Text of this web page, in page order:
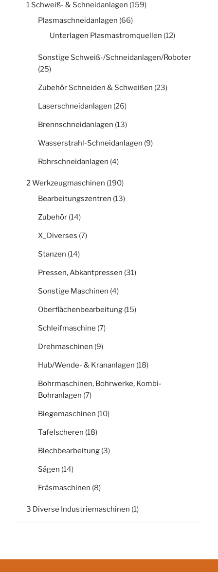
1 Schweiß- & Schneidanlagen (159)
Plasmaschneidanlagen (66)
Unterlagen Plasmastromquellen (12)
Sonstige Schweiß-/Schneidanlagen/Roboter
(25)
Zubehör Schneiden & Schweißen (23)
Laserschneidanlagen (26)
Brennschneidanlagen (13)
Wasserstrahl-Schneidanlagen (9)
Rohrschneidanlagen (4)
2 Werkzeugmaschinen (190)
Bearbeitungszentren (13)
Zubehör (14)
X_Diverses (7)
Stanzen (14)
Pressen, Abkantpressen (31)
Sonstige Maschinen (4)
Oberflächenbearbeitung (15)
Schleifmaschine (7)
Drehmaschinen (9)
Hub/Wende- & Krananlagen (18)
Bohrmaschinen, Bohrwerke, Kombi-
Bohranlagen (7)
Biegemaschinen (10)
Tafelscheren (18)
Blechbearbeitung (3)
Sägen (14)
Fräsmaschinen (8)
3 Diverse Industriemaschinen (1)